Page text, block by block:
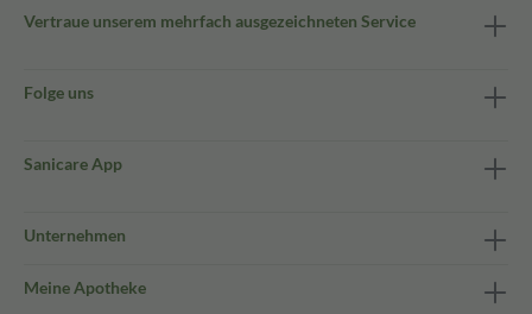
Vertraue unserem mehrfach ausgezeichneten Service
Folge uns
Sanicare App
Unternehmen
Meine Apotheke